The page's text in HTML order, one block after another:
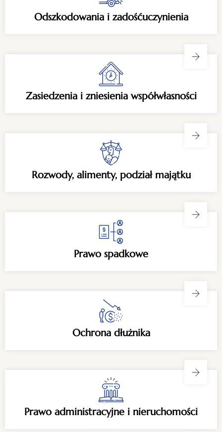
Odszkodowania i zadośćuczynienia
Zasiedzenia i zniesienia współwłasności
Rozwody, alimenty, podział majątku
Prawo spadkowe
Ochrona dłużnika
Prawo administracyjne i nieruchomości